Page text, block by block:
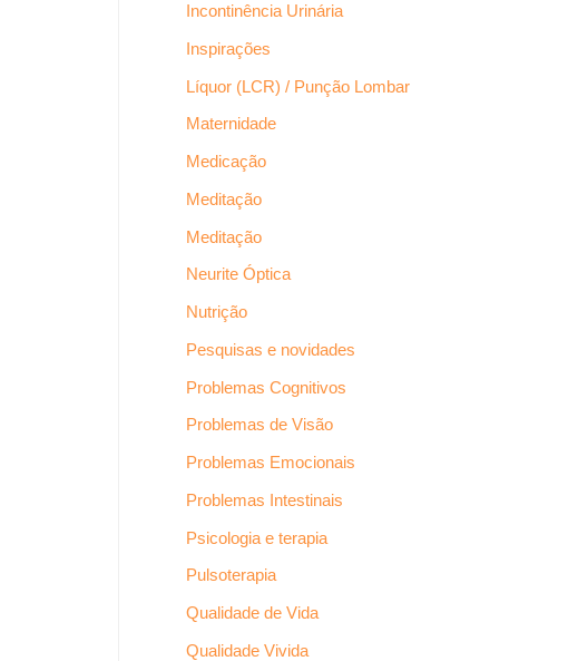
Incontinência Urinária
Inspirações
Líquor (LCR) / Punção Lombar
Maternidade
Medicação
Meditação
Meditação
Neurite Óptica
Nutrição
Pesquisas e novidades
Problemas Cognitivos
Problemas de Visão
Problemas Emocionais
Problemas Intestinais
Psicologia e terapia
Pulsoterapia
Qualidade de Vida
Qualidade Vivida